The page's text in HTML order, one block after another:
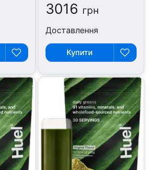
3016 грн
Доставлення
Купити